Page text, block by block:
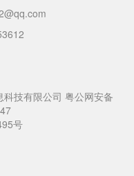
技有限公司 粤公网安备
号